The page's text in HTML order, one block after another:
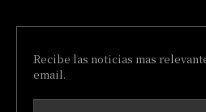
Recibe las noticias mas
email.